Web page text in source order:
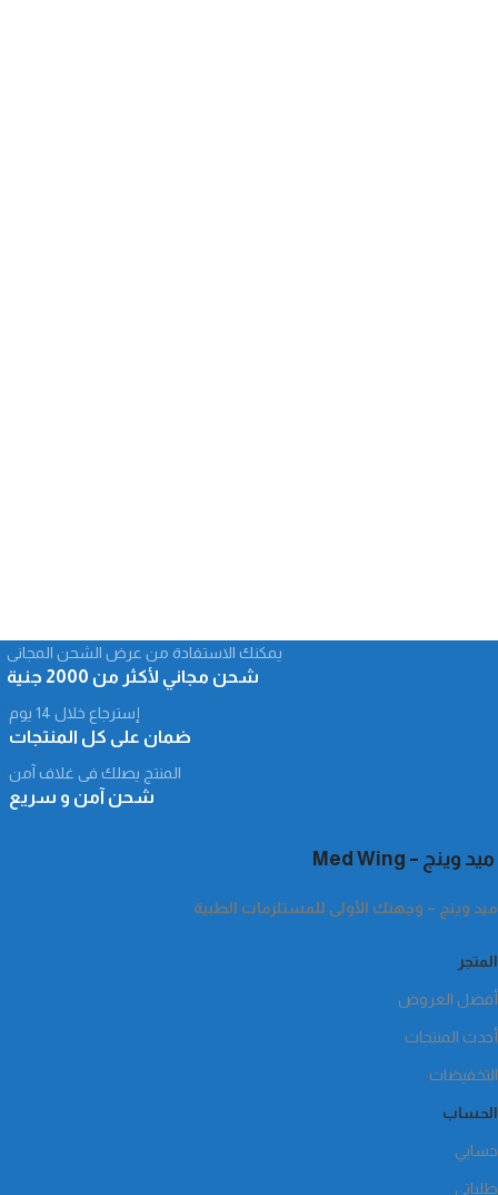
يمكنك الاستفادة من عرض الشحن المجانى
شحن مجاني لأكثر من 2000 جنية
إسترجاع خلال 14 يوم
ضمان على كل المنتجات
المنتج يصلك فى غلاف آمن
شحن آمن و سريع
ميد وينج – Med Wing
ميد وينج – وجهتك الأولى للمستلزمات الطبية
المتجر
أفضل العروض
أحدث المنتجات
التخفيضات
الحساب
حسابي
طلباتي